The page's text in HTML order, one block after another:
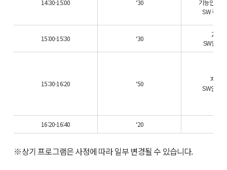
14:30-15:00 ‘30
기능안전
SW 측면
15:00-15:30 ‘30
2018
SW안전
15:30-16:20 ‘50
자동
SW안전
16:20-16:40 ‘20
※상기 프로그램은 사정에 따라 일부 변경될 수 있습니다.